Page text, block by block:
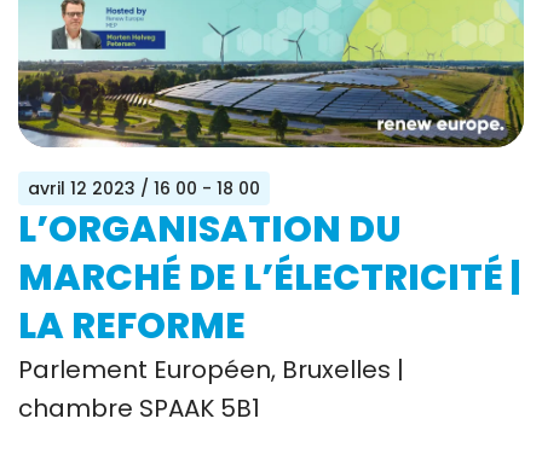
avril 12 2023 / 16 00 - 18 00
L’ORGANISATION DU
MARCHÉ DE L’ÉLECTRICITÉ |
LA REFORME
Parlement Européen, Bruxelles |
chambre SPAAK 5B1